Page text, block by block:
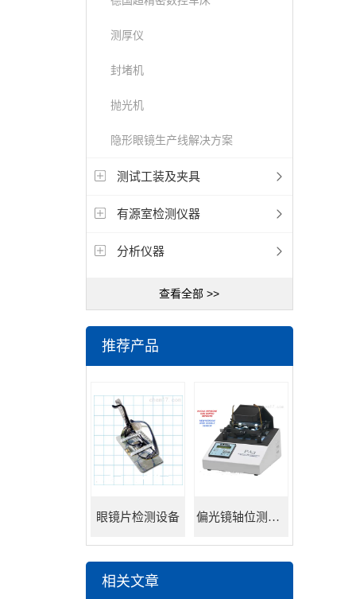
测厚仪
封堵机
抛光机
隐形眼镜生产线解决方案
测试工装及夹具
有源室检测仪器
分析仪器
查看全部 >>
推荐产品
眼镜片检测设备 偏光镜轴位测试仪
相关文章